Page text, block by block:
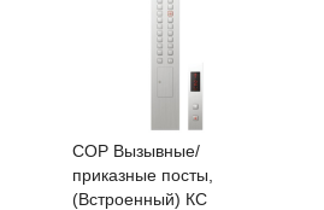
COP Вызывные/
приказные посты,
(Встроенный) КС